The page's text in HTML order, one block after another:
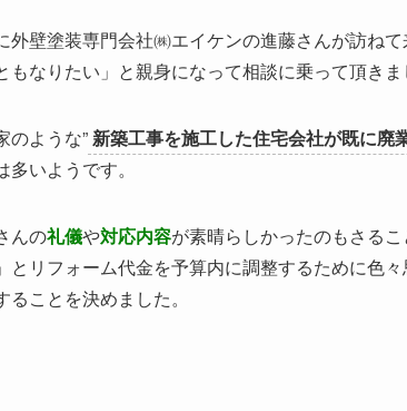
外壁塗装専門会社㈱エイケンの進藤さんが訪ね
もなりたい」と親身になって相談に乗って頂きま
のような”新築工事を施工した住宅会社が既に廃
いようです。
んの礼儀や対応内容が素晴らしかったのもさる
」とリフォーム代金を予算内に調整するために色
ことを決めました。